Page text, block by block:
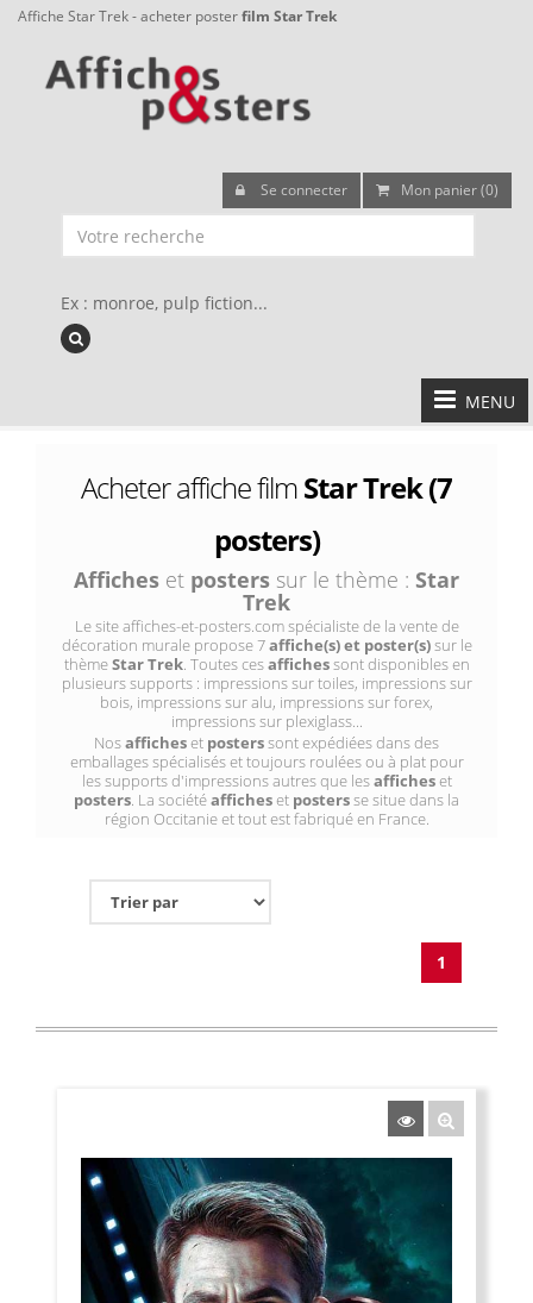
Affiche Star Trek - acheter posterfilm Star Trek
Se connecter Mon panier (0)
Ex : monroe, pulp fiction...
MENU
Acheter affiche filmStar Trek (7
posters)
Affiches et posters sur le thème : Star
Trek
Le site affiches-et-posters.com spécialiste de la vente de
décoration murale propose 7affiche(s) et poster(s)sur le
thèmeStar Trek. Toutes cesaffichessont disponibles en
plusieurs supports : impressions sur toiles, impressions sur
bois, impressions sur alu, impressions sur forex,
impressions sur plexiglass...
Nosafficheset posterssont expédiées dans des
emballages spécialisés et toujours roulées ou à plat pour
les supports d'impressions autres que lesafficheset
posters. La sociétéafficheset postersse situe dans la
région Occitanie et tout est fabriqué en France.
1